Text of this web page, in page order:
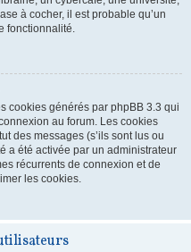
à cocher, il est probable qu’un
fonctionnalité.
cookies générés par phpBB 3.3 qui
au forum. Les cookies
des messages (s’ils sont lus ou
a été activée par un administrateur
récurrents de connexion et de
les cookies.